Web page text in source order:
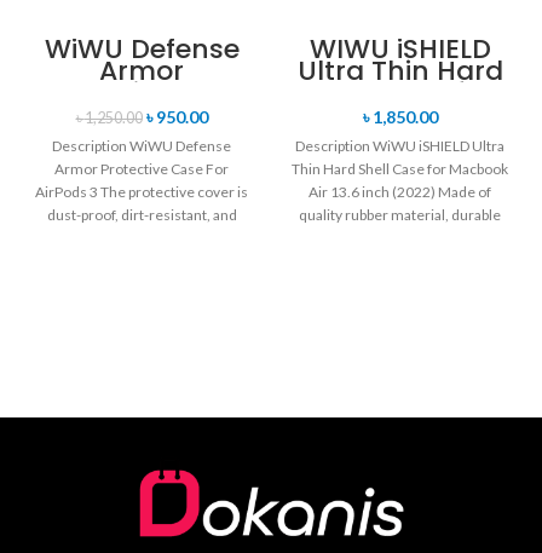
WiWU Defense
Armor
Protective Case
For AirPods 3
৳1,250.00 ৳950.00
Description WiWU Defense
Armor Protective Case For
AirPods 3 The protective cover is
dust-proof, dirt-resistant, and
WIWU iSHIELD
Ultra Thin Hard
Shell Case for
Macbook Air
13.6 inch (2022)
৳1,850.00
Description WiWU iSHIELD Ultra
Thin Hard Shell Case for Macbook
Air 13.6 inch (2022) Made of
quality rubber material, durable